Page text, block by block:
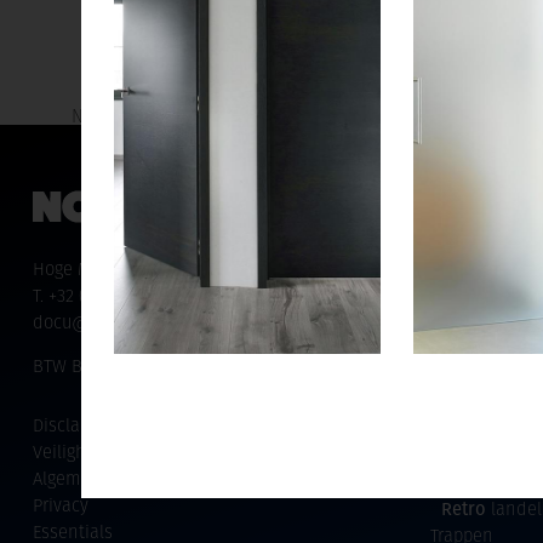
Deuren met karakter:
Nordex is trendsetter met meer dan
- hedendaags - klassiek - retro -
meer
oneindig
Hoge Mauw 300, 2370 Arendonk
T. +32 (0)14 689 389
docu@nordex.be
BTW BE 0412.930.483
Disclaimer
Veiligheidsdeuren
Algemene voorwaarden
Privacy
Essentials
Design:
Program
Retro
Trappen